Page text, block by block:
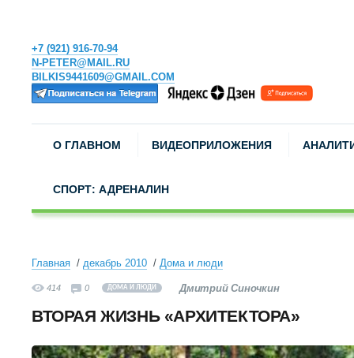
+7 (921) 916-70-94
N-PETER@MAIL.RU
BILKIS9441609@GMAIL.COM
О ГЛАВНОМ ВИДЕОПРИЛОЖЕНИЯ
СПОРТ: АДРЕНАЛИН
Главная декабрь 2010 Дома и люди
414 0 ДОМА И ЛЮДИ Дмитрий Синочкин
ВТОРАЯ ЖИЗНЬ «АРХИТЕКТОРА»